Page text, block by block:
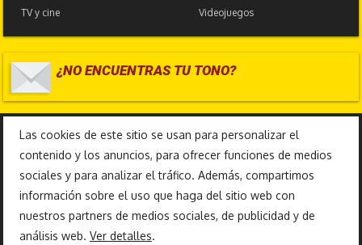
TV y cine
Videojuegos
¿NO ENCUENTRAS TU TONO?
Las cookies de este sitio se usan para personalizar el
contenido y los anuncios, para ofrecer funciones de medios
sociales y para analizar el tráfico. Además, compartimos
información sobre el uso que haga del sitio web con
nuestros partners de medios sociales, de publicidad y de
análisis web. Ver detalles.